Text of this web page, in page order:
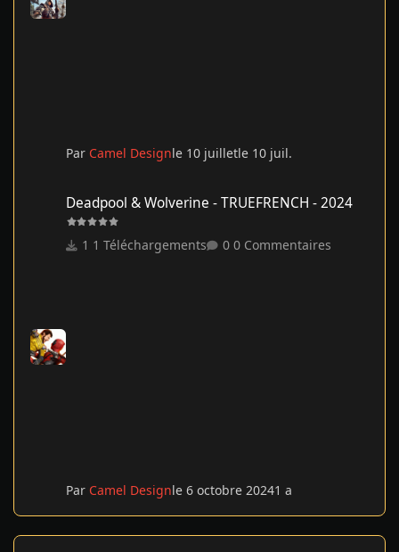
Par Camel Designle 10 juilletle 10 juil.
Deadpool & Wolverine - TRUEFRENCH - 2024
1 Téléchargements 0 Commentaires
Par Camel Designle 6 octobre 20241 a